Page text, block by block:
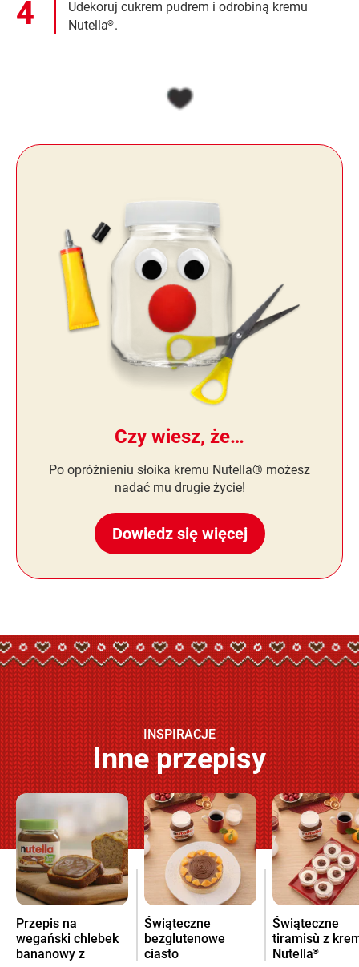
Udekoruj cukrem pudrem i odrobiną kremu
Nutella®.
Czy wiesz, że…
Po opróżnieniu słoika kremu Nutella® możesz
nadać mu drugie życie!
Dowiedz się więcej
INSPIRACJE
Inne przepisy
Przepis na
wegański chlebek
bananowy z
Świąteczne
bezglutenowe
ciasto
Świąteczne
tiramisù z
Nutella®